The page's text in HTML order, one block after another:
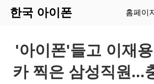
한국 아이폰 홈페이지
'아이폰'들고 이재
카 찍은 삼성직원...